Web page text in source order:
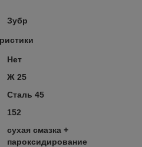
Зубр
Нет
Ж 25
Сталь 45
152
сухая смазка +
пароксидирование